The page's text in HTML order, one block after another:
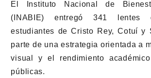
El Instituto Nacional de
(INABIE) entregó 341 lentes
estudiantes de Cristo Rey, Cotuí y
parte de una estrategia orientada a
visual y el rendimiento
públicas.